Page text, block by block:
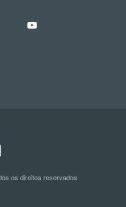
os direitos reservados